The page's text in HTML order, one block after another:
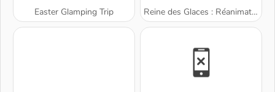
Easter Glamping Trip Reine des Glaces : Réanimation d'urgence